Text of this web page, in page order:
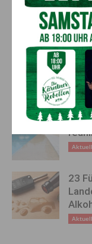
Aktuell
Aktuell
23
Aktuell